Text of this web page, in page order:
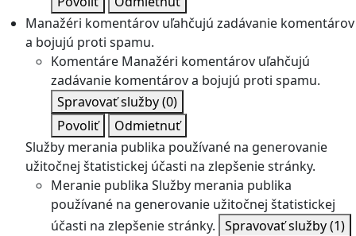
Manažéri komentárov uľahčujú zadávanie komentárov
a bojujú proti spamu.
Komentáre Manažéri komentárov uľahčujú
zadávanie komentárov a bojujú proti spamu.
Spravovať služby(0)
Povoliť
Odmietnuť
Služby merania publika používané na generovanie
užitočnej štatistickej účasti na zlepšenie stránky.
Meranie publika Služby merania publika
používané na generovanie užitočnej štatistickej
účasti na zlepšenie stránky. Spravovať služby(1)